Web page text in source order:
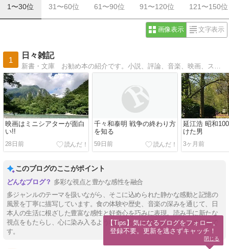
1〜30位 31〜60位 61〜90位 91〜120位 121〜150位
画像表示 文字表示
1
日々雑記
映画はミニシアターが面白
い!!
28日前
千々和泰明 戦争の終わり方
を知る
59日前
延江浩 昭和
けた男
3ヶ月前
このブログのここがポイント
多彩な視点と豊かな感性を融合
多ジャンルのテーマを扱いながら、そこに込められた静かな感動と記憶の
風景を丁寧に描写しています。食の体験や歴史、音楽の深みを通じて、日
本人の生活に根ざした豊富な感性と好奇心を巧みに表現。読み手に新たな
視点をもたらし、心に染み入るような鮮やかさを持たせているのが特徴で
す。
【Tips】気になるブログをフォロー。
登録不要。更新を逃さずキャッチ！
閉じる